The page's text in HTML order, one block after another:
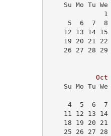
Su Mo Tu We
1
5  6  7  8
12 13 14 15
19 20 21 22
26 27 28
Oct
Su Mo Tu We
4  5  6  7
11 12 13 14
18 19 20 21
25 26 27